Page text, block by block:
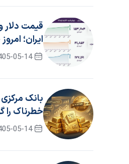
قیمت دلار
۱۴۰۵05-14
بانک
خطرناک
حذف شد
05-14